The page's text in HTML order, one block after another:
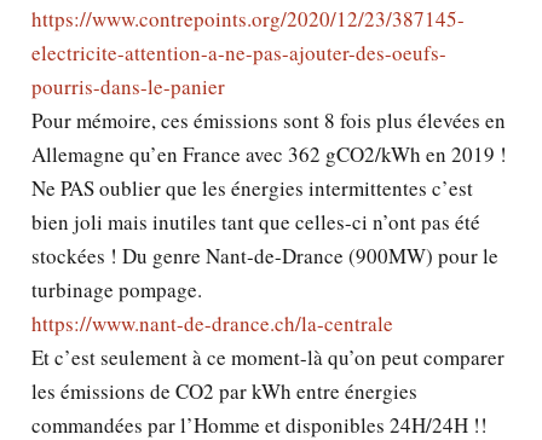
https://www.contrepoints.org/2020/12/23/387145-
electricite-attention-a-ne-pas-ajouter-des-oeufs-
pourris-dans-le-panier
Pour mémoire, ces émissions sont 8 fois plus élevées en
Allemagne qu’en France avec 362 gCO2/kWh en 2019 !
Ne PAS oublier que les énergies intermittentes c’est
bien joli mais inutiles tant que celles-ci n’ont pas été
stockées ! Du genre Nant-de-Drance (900MW) pour le
turbinage pompage.
https://www.nant-de-drance.ch/la-centrale
Et c’est seulement à ce moment-là qu’on peut comparer
les émissions de CO2 par kWh entre énergies
commandées par l’Homme et disponibles 24H/24H !!